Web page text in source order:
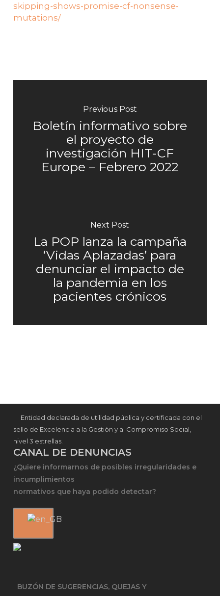
skipping-shows-promise-cf-nonsense-
mutations/
Previous Post
Boletín informativo sobre
el proyecto de
investigación HIT-CF
Europe – Febrero 2022
Next Post
La POP lanza la campaña
‘Vidas Aplazadas’ para
denunciar el impacto de
la pandemia en los
pacientes crónicos
Entidad declarada de utilidad pública y certificada con el
sello de Excelencia a la Gestión y al Compromiso Social,
nivel 3 estrellas.
CANAL DE DENUNCIAS
¿Quiere informarnos de posibles irregularidades e
incumplimientos
normativos que haya podido detectar?
BUZÓN DE SUGERENCIAS, QUEJAS Y